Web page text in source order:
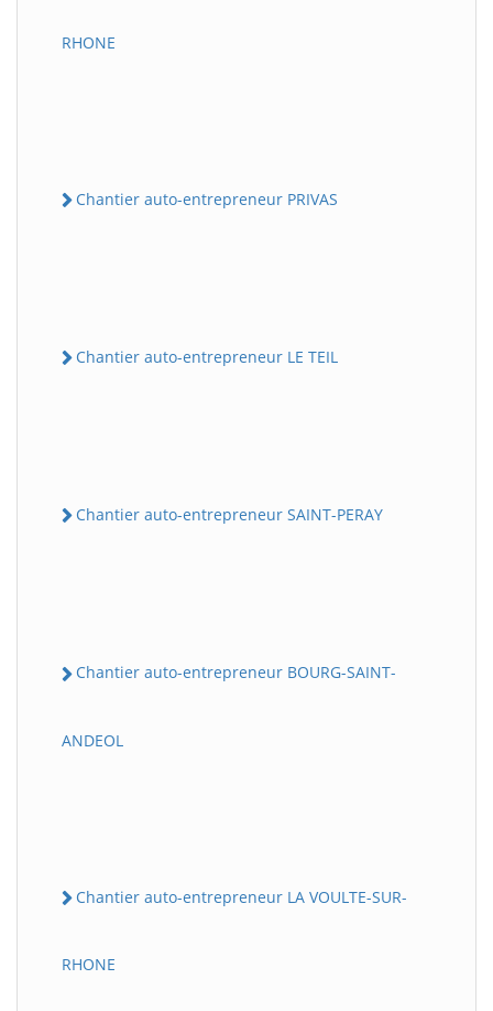
RHONE
Chantier auto-entrepreneur PRIVAS
Chantier auto-entrepreneur LE TEIL
Chantier auto-entrepreneur SAINT-PERAY
Chantier auto-entrepreneur BOURG-SAINT-
ANDEOL
Chantier auto-entrepreneur LA VOULTE-SUR-
RHONE